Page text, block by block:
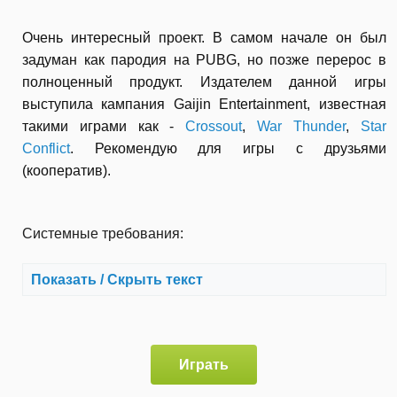
Очень интересный проект. В самом начале он был
задуман как пародия на PUBG, но позже перерос в
полноценный продукт. Издателем данной игры
выступила кампания Gaijin Entertainment, известная
такими играми как -Crossout, War Thunder, Star
Conflict. Рекомендую для игры с друзьями
(кооператив).
Системные требования:
Показать / Скрыть текст
Играть